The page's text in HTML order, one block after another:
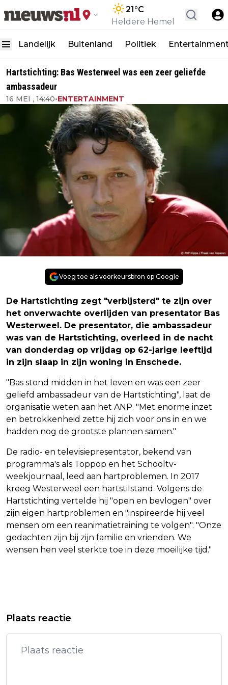
21°C
Heldere Hemel
Landelijk Buitenland Politiek
Hartstichting: Bas Westerweel was een zeer geliefde
ambassadeur
16 MEI , 14:40•ENTERTAINMENT
Voeg toe als voorkeursbron op Google
De Hartstichting zegt "verbijsterd" te zijn over
het onverwachte overlijden van presentator Bas
Westerweel. De presentator, die ambassadeur
was van de Hartstichting, overleed in de nacht
van donderdag op vrijdag op 62-jarige leeftijd
in zijn slaap in zijn woning in Enschede.
"Bas stond midden in het leven en was een zeer
geliefd ambassadeur van de Hartstichting", laat de
organisatie weten aan het ANP. "Met enorme inzet
en betrokkenheid zette hij zich voor ons in en we
hadden nog de grootste plannen samen."
De radio- en televisiepresentator, bekend van
programma's als Toppop en het Schooltv-
weekjournaal, leed aan hartproblemen. In 2017
kreeg Westerweel een hartstilstand. Volgens de
Hartstichting vertelde hij "open en bevlogen" over
zijn eigen hartproblemen en "inspireerde hij veel
mensen om een reanimatietraining te volgen". "Onze
gedachten zijn bij zijn familie en vrienden. We
wensen hen veel sterkte toe in deze moeilijke tijd."
PALESTIJNSE VLAG AAN
KONING CHARLES 'BEDROEFD' OM
DOOD SOLDAAT TIJDENS
PAARDENSHOW
Plaats reactie